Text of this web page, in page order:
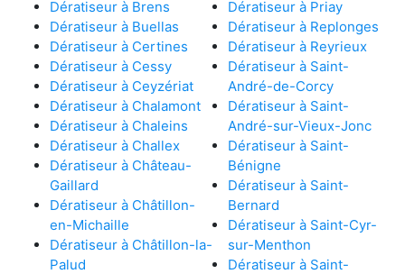
Dératiseur à Brens
Dératiseur à Buellas
Dératiseur à Certines
Dératiseur à Cessy
Dératiseur à Ceyzériat
Dératiseur à Chalamont
Dératiseur à Chaleins
Dératiseur à Challex
Dératiseur à Château-
Gaillard
Dératiseur à Châtillon-
en-Michaille
Dératiseur à Châtillon-la-
Palud
Dératiseur à Priay
Dératiseur à Replonges
Dératiseur à Reyrieux
Dératiseur à Saint-
André-de-Corcy
Dératiseur à Saint-
André-sur-Vieux-Jonc
Dératiseur à Saint-
Bénigne
Dératiseur à Saint-
Bernard
Dératiseur à Saint-Cyr-
sur-Menthon
Dératiseur à Saint-